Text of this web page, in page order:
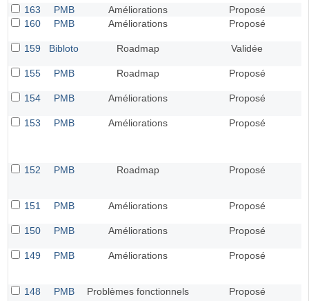
163 PMB Améliorations Proposé
160
PMB Améliorations Proposé
159 Bibloto Roadmap Validée
155 PMB Roadmap Proposé
154 PMB Améliorations Proposé
153 PMB Améliorations Proposé
152 PMB Roadmap Proposé
151 PMB Améliorations Proposé
150 PMB Améliorations Proposé
149 PMB Améliorations Proposé
148 PMB Problèmes fonctionnels Proposé